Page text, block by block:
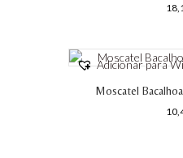
Adicionar para
Moscatel